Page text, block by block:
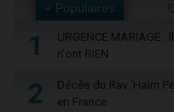
+ Populaires
1
URGENCE MARIAGE
n'ont RIEN
2
Décès du Rav ‘Haïm
en France